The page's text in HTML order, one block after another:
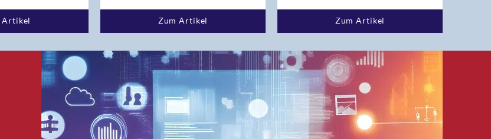
Birsfelden
Bolligen
Bonaduz
Bonstetten
Bottighofen
Bremgarten bei Bern
Artikel Zum Artikel Zum Artikel